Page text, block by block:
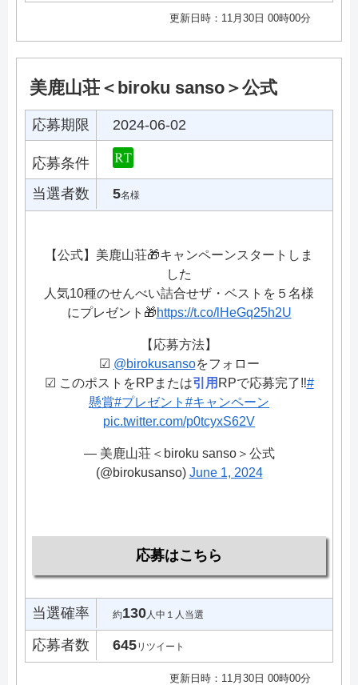
更新日時：11月30日 00時00分
美鹿山荘＜biroku sanso＞公式
応募期限 2024-06-02
応募条件
当選者数
5名様
【公式】美鹿山荘🎁キャンペーンスタートしま
した
人気10種のせんべい詰合せザ・ベストを５名様
にプレゼント🎁https://t.co/lHeGq25h2U
【応募方法】
☑ @birokusansoをフォロー
☑ このポストをRPまたは引用 RPで応募完了‼#
懸賞#プレゼント #キャンペーン
pic.twitter.com/p0tcyxS62V
— 美鹿山荘＜biroku sanso＞公式
(@birokusanso) June 1, 2024
応募はこちら
当選確率 約130 人中１人当選
応募者数 645リツイート
更新日時：11月30日 00時00分